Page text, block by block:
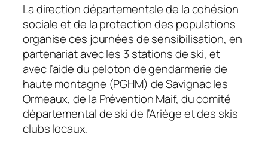
La direction départementale de la cohésion
sociale et de la protection des populations
organise ces journées de sensibilisation, en
partenariat avec les 3 stations de ski, et
avec l’aide du peloton de gendarmerie de
haute montagne (PGHM) de Savignac les
Ormeaux, de la Prévention Maif, du comité
départemental de ski de l’Ariège et des skis
clubs locaux.